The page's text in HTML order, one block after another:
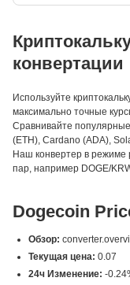
конвертации
Используйте
максимально точные
Сравнивайте
(ETH), Cardano (ADA),
Наш конвертер в режиме
пар, например DOGE/
Dogecoin
Обзор:
Текущая цена: 0.07
24ч Изменение: -